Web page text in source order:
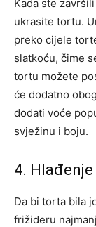
Kada ste
ukrasite tortu.
preko cijele
slatkoću, čime
tortu možete
će dodatno
dodati voće
svježinu i boju.
4. Hlađenje
Da bi torta bila
frižideru